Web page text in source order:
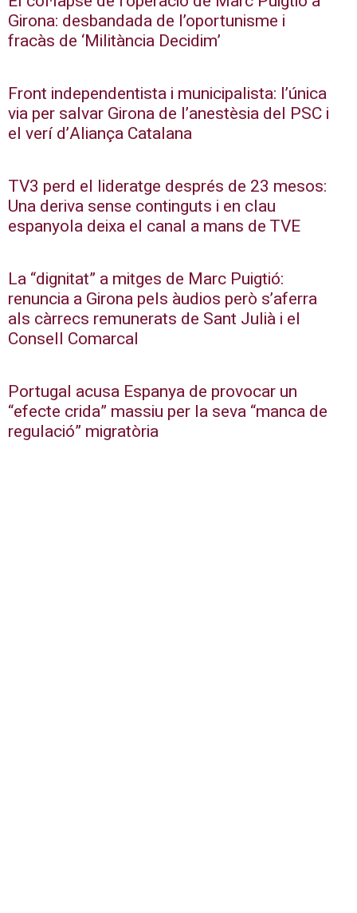
Girona: desbandada de l’oportunisme i
fracàs de ‘Militància Decidim’
Front independentista i municipalista: l’única
via per salvar Girona de l’anestèsia del PSC i
el verí d’Aliança Catalana
TV3 perd el lideratge després de 23 mesos:
Una deriva sense continguts i en clau
espanyola deixa el canal a mans de TVE
La “dignitat” a mitges de Marc Puigtió:
renuncia a Girona pels àudios però s’aferra
als càrrecs remunerats de Sant Julià i el
Consell Comarcal
Portugal acusa Espanya de provocar un
“efecte crida” massiu per la seva “manca de
regulació” migratòria